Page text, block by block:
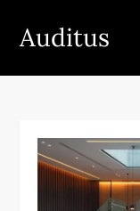
Auditus